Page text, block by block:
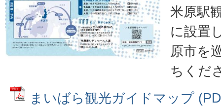
米原駅
に設置
原市を
ちくだ
まいばら観光ガイドマップ